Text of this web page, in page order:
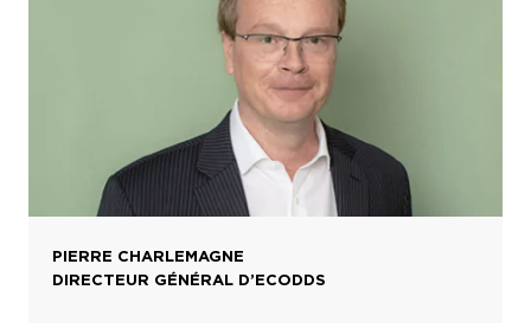
PIERRE CHARLEMAGNE
DIRECTEUR GÉNÉRAL D’ECODDS